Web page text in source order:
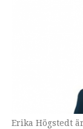
Erika Högstedt